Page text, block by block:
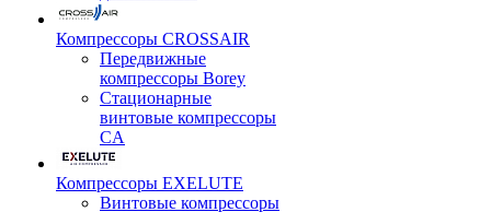
Компрессоры CROSSAIR
Передвижные
компрессоры Borey
Стационарные
винтовые компрессоры
CA
Компрессоры EXELUTE
Винтовые компрессоры